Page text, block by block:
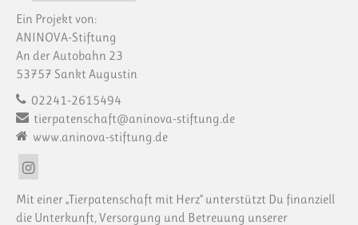
Ein Projekt von:
ANINOVA-Stiftung
An der Autobahn 23
53757 Sankt Augustin
02241-2615494
tierpatenschaft@aninova-stiftung.de
www.aninova-stiftung.de
Mit einer „Tierpatenschaft mit Herz“ unterstützt Du finanziell
die Unterkunft, Versorgung und Betreuung unserer